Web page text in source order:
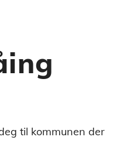
til kommunen der